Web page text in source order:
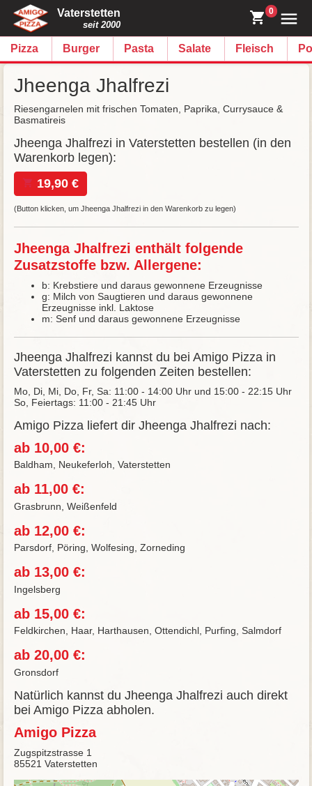
Vaterstetten
seit 2000
0
Pizza Burger Pasta Salate Fleisch
Jheenga Jhalfrezi
Riesengarnelen mit frischen Tomaten, Paprika, Currysauce &
Basmatireis
Jheenga Jhalfrezi in Vaterstetten bestellen (in den
Warenkorb legen):
19,90 €
(Button klicken, um Jheenga Jhalfrezi in den Warenkorb zu legen)
Jheenga Jhalfrezi enthält folgende
Zusatzstoffe bzw. Allergene:
b: Krebstiere und daraus gewonnene Erzeugnisse
g: Milch von Saugtieren und daraus gewonnene
Erzeugnisse inkl. Laktose
m: Senf und daraus gewonnene Erzeugnisse
Jheenga Jhalfrezi kannst du bei Amigo Pizza in
Vaterstetten zu folgenden Zeiten bestellen:
Mo, Di, Mi, Do, Fr, Sa: 11:00 - 14:00 Uhr und 15:00 - 22:15 Uhr
So, Feiertags: 11:00 - 21:45 Uhr
Amigo Pizza liefert dir Jheenga Jhalfrezi nach:
ab 10,00 €:
Baldham, Neukeferloh, Vaterstetten
ab 11,00 €:
Grasbrunn, Weißenfeld
ab 12,00 €:
Parsdorf, Pöring, Wolfesing, Zorneding
ab 13,00 €:
Ingelsberg
ab 15,00 €:
Feldkirchen, Haar, Harthausen, Ottendichl, Purfing, Salmdorf
ab 20,00 €:
Gronsdorf
Natürlich kannst du Jheenga Jhalfrezi auch direkt
bei Amigo Pizza abholen.
Amigo Pizza
Zugspitzstrasse 1
85521 Vaterstetten